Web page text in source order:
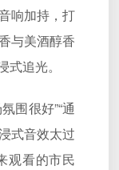
响加持，打
与美酒醇香
追光。
围很好”“通
式音效太过
观看的市民